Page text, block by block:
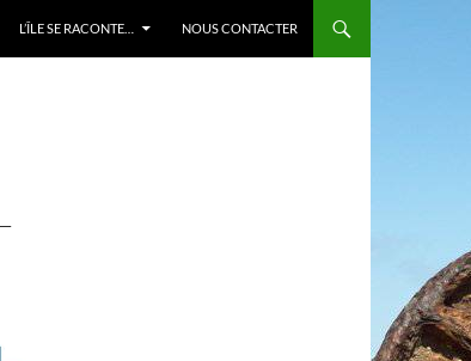
L’ÎLE SE RACONTE… NOUS CONTACTER